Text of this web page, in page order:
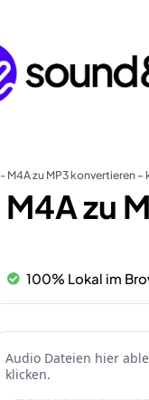
- M4A zu MP3 konvertieren
M4A zu
100% Lokal im
Audio Dateien hier
klicken.